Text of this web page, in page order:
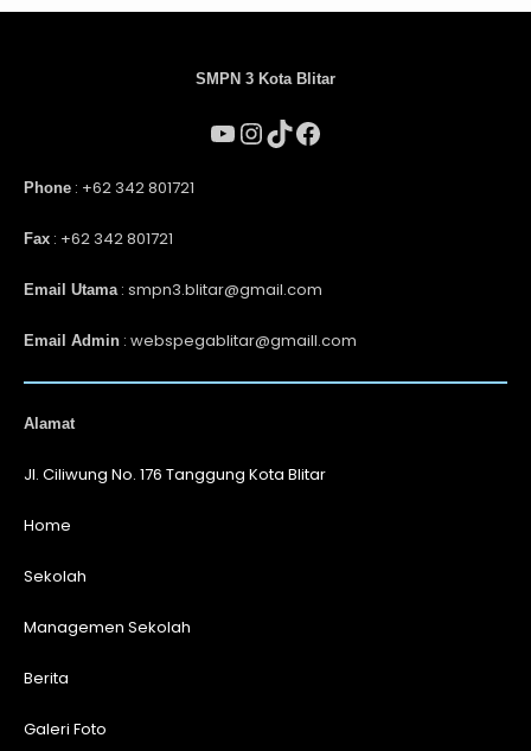
SMPN 3 Kota Blitar
Phone : +62 342 801721
Fax : +62 342 801721
Email Utama: smpn3.blitar@gmail.com
Email Admin : webspegablitar@gmaill.com
Alamat
Jl. Ciliwung No. 176 Tanggung Kota Blitar
Home
Sekolah
Managemen Sekolah
Berita
Galeri Foto